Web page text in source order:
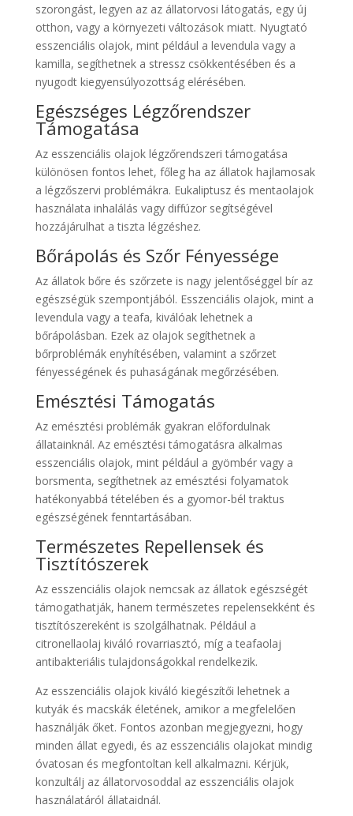
szorongást, legyen az az állatorvosi látogatás, egy új
otthon, vagy a környezeti változások miatt. Nyugtató
esszenciális olajok, mint például a levendula vagy a
kamilla, segíthetnek a stressz csökkentésében és a
nyugodt kiegyensúlyozottság elérésében.
Egészséges Légzőrendszer
Támogatása
Az esszenciális olajok légzőrendszeri támogatása
különösen fontos lehet, főleg ha az állatok hajlamosak
a légzőszervi problémákra. Eukaliptusz és mentaolajok
használata inhalálás vagy diffúzor segítségével
hozzájárulhat a tiszta légzéshez.
Bőrápolás és Szőr Fényessége
Az állatok bőre és szőrzete is nagy jelentőséggel bír az
egészségük szempontjából. Esszenciális olajok, mint a
levendula vagy a teafa, kiválóak lehetnek a
bőrápolásban. Ezek az olajok segíthetnek a
bőrproblémák enyhítésében, valamint a szőrzet
fényességének és puhaságának megőrzésében.
Emésztési Támogatás
Az emésztési problémák gyakran előfordulnak
állatainknál. Az emésztési támogatásra alkalmas
esszenciális olajok, mint például a gyömbér vagy a
borsmenta, segíthetnek az emésztési folyamatok
hatékonyabbá tételében és a gyomor-bél traktus
egészségének fenntartásában.
Természetes Repellensek és
Tisztítószerek
Az esszenciális olajok nemcsak az állatok egészségét
támogathatják, hanem természetes repelensekként és
tisztítószereként is szolgálhatnak. Például a
citronellaolaj kiváló rovarriasztó, míg a teafaolaj
antibakteriális tulajdonságokkal rendelkezik.
Az esszenciális olajok kiváló kiegészítői lehetnek a
kutyák és macskák életének, amikor a megfelelően
használják őket. Fontos azonban megjegyezni, hogy
minden állat egyedi, és az esszenciális olajokat mindig
óvatosan és megfontoltan kell alkalmazni. Kérjük,
konzultálj az állatorvosoddal az esszenciális olajok
használatáról állataidnál.